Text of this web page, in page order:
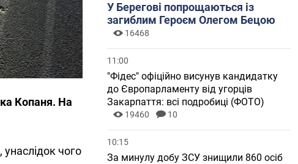
Копаня. На
чого
У Берегові попрощаються із
загиблим Героєм Олегом Бецою
16468
11:00
"Фідес" офіційно висунув кандидатку
до Європарламенту від угорців
Закарпаття: всі подробиці (ФОТО)
19460 10
10:15
За минулу добу ЗСУ знищили 860 осіб